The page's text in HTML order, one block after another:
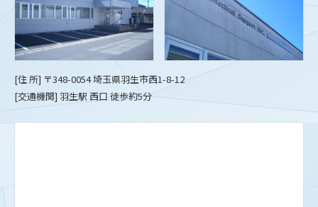
[住 所] 〒348-0054 埼玉県羽生市西1-8-12
[交通機関] 羽生駅 西口 徒歩約5分